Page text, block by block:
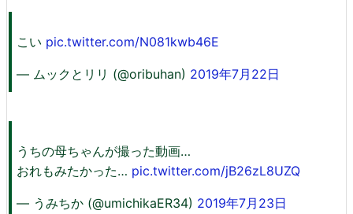
こい pic.twitter.com/N081kwb46E
— ムックとリリ (@oribuhan) 2019年7月22日
うちの母ちゃんが撮った動画…
おれもみたかった… pic.twitter.com/jB26zL8UZQ
— うみちか (@umichikaER34) 2019年7月23日